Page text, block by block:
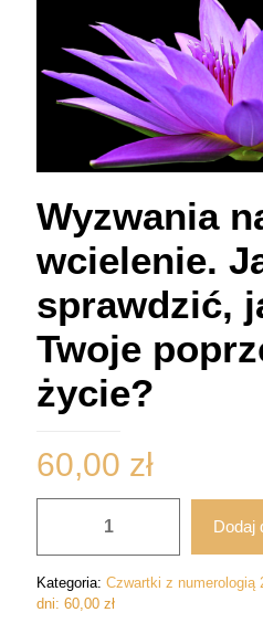
Wyzwania
wcielenie.
sprawdzić,
Twoje
życie?
60,00 zł
wcielenie.
Jak
Dodaj
Kategoria: Czwartki z numerologią
dni: 60,00 zł